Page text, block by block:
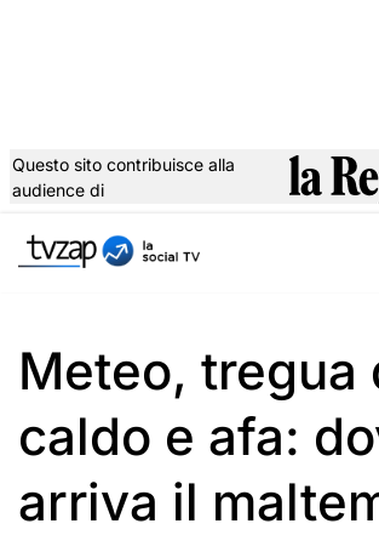
al
Questo sito contribuisce alla
audience di
Meteo, tregua
caldo e afa:
arriva il